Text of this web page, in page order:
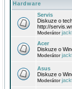
Hardware
Servis
Diskuze o
http://
Moderátor
Acer
Diskuze o
Moderátor
Asus
Diskuze o
Moderátor